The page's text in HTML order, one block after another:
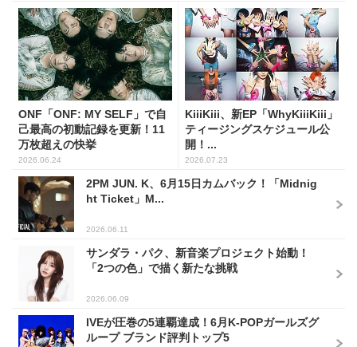
ONF「ONF: MY SELF」で自
己最高の初動記録を更新！11
万枚超えの快挙
2026.06.24
KiiiKiii、新EP「WhyKiiiKiii」
ティージングスケジュール公
開！...
2026.07.23
2PM JUN. K、6月15日カムバック！「Midnig
ht Ticket」M...
2026.06.11
サンダラ・パク、新音楽プロジェクト始動！
「2つの色」で描く新たな挑戦
2026.06.09
IVEが圧巻の5連覇達成！6月K-POPガールズグ
ループ ブランド評判トップ5